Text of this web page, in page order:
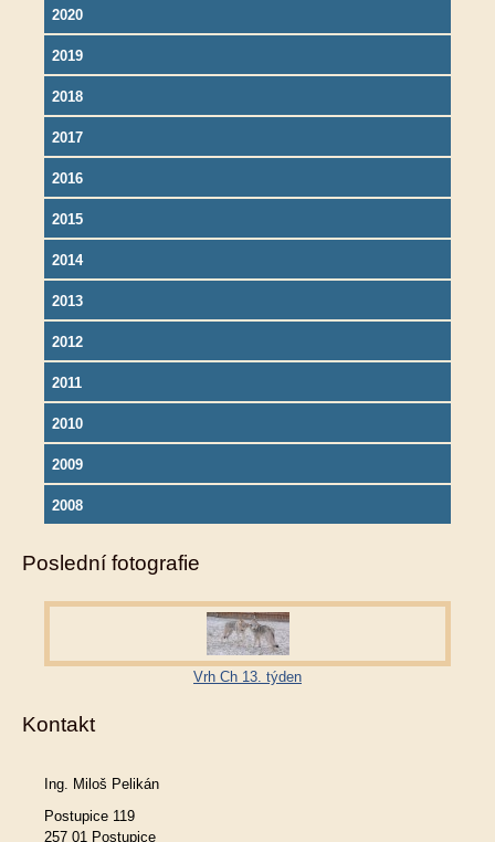
2020
2019
2018
2017
2016
2015
2014
2013
2012
2011
2010
2009
2008
Poslední fotografie
Vrh Ch 13. týden
Kontakt
Ing. Miloš Pelikán
Postupice 119
257 01 Postupice